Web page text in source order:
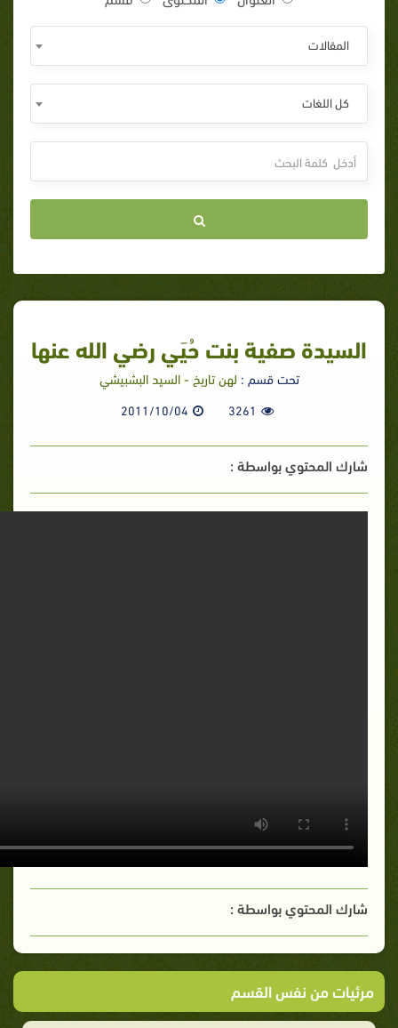
المقالات
كل اللغات
السيدة صفية بنت حُيَي رضي الله عنها
تحت قسم : لهن تاريخ - السيد البشبيشي
3261
2011/10/04
شارك المحتوي بواسطة :
شارك المحتوي بواسطة :
مرئيات من نفس القسم